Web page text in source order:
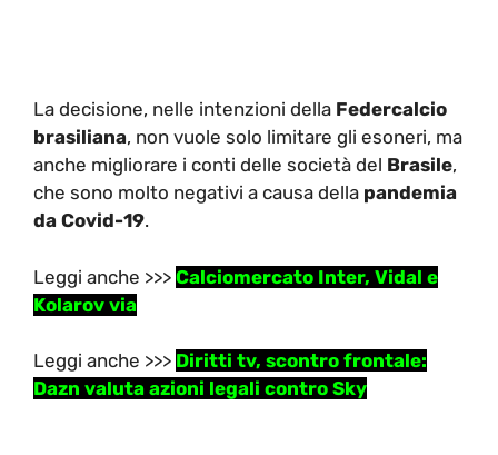
La decisione, nelle intenzioni della Federcalcio
brasiliana, non vuole solo limitare gli esoneri, ma
anche migliorare i conti delle società del Brasile,
che sono molto negativi a causa della pandemia
da Covid-19.
Leggi anche >>> Calciomercato Inter, Vidal e
Kolarov via
Leggi anche >>> Diritti tv, scontro frontale:
Dazn valuta azioni legali contro Sky